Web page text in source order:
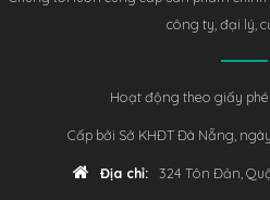
công ty, đại lý,
Hoạt động theo giấy
Cấp bởi Sở KHĐT Đà Nẵng,
Địa chỉ: 324 Tôn Đản,